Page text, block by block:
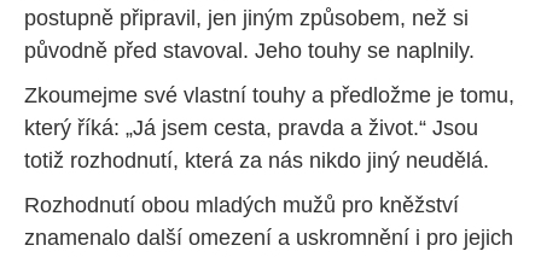
postupně připravil, jen jiným způsobem, než si
původně před stavoval. Jeho touhy se naplnily.
Zkoumejme své vlastní touhy a předložme je tomu,
který říká: „Já jsem cesta, pravda a život.“ Jsou
totiž rozhodnutí, která za nás nikdo jiný neudělá.
Rozhodnutí obou mladých mužů pro kněžství
znamenalo další omezení a uskromnění i pro jejich